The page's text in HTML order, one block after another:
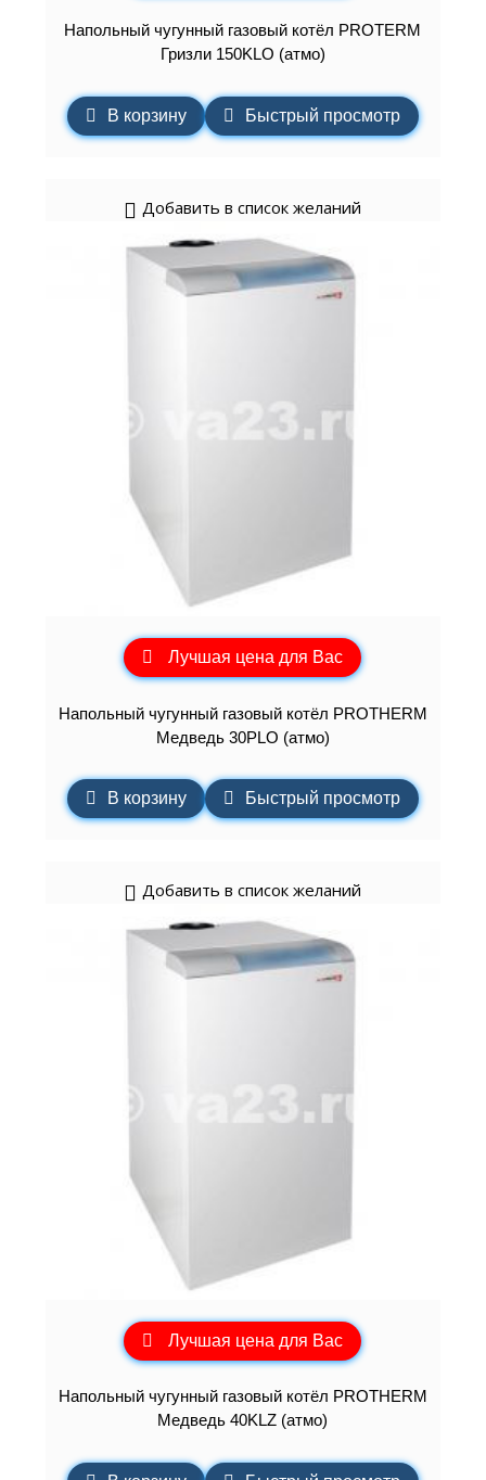
Напольный чугунный газовый котёл PROTERM
Гризли 150KLO (атмо)
В корзину Быстрый просмотр
Добавить в список желаний
Лучшая цена для Вас
Напольный чугунный газовый котёл PROTHERM
Медведь 30PLO (атмо)
В корзину Быстрый просмотр
Добавить в список желаний
Лучшая цена для Вас
Напольный чугунный газовый котёл PROTHERM
Медведь 40KLZ (атмо)